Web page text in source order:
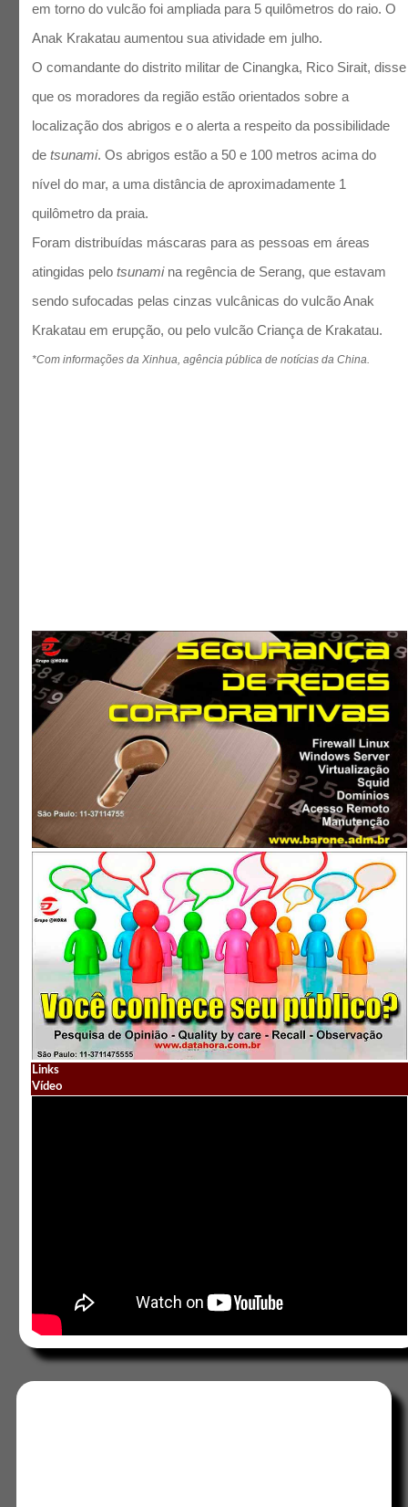
em torno do vulcão foi ampliada para 5 quilômetros do raio. O
Anak Krakatau aumentou sua atividade em julho.
O comandante do distrito militar de Cinangka, Rico Sirait, disse
que os moradores da região estão orientados sobre a
localização dos abrigos e o alerta a respeito da possibilidade
detsunami. Os abrigos estão a 50 e 100 metros acima do
nível do mar, a uma distância de aproximadamente 1
quilômetro da praia.
Foram distribuídas máscaras para as pessoas em áreas
atingidas pelotsunami na regência de Serang, que estavam
sendo sufocadas pelas cinzas vulcânicas do vulcão Anak
Krakatau em erupção, ou pelo vulcão Criança de Krakatau.
*Com informações da Xinhua, agência pública de notícias da China.
Links
Vídeo